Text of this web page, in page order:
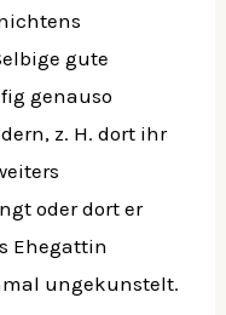
gute
genauso
z. H. dort ihr
oder dort er
Ehegattin
ungekunstelt.